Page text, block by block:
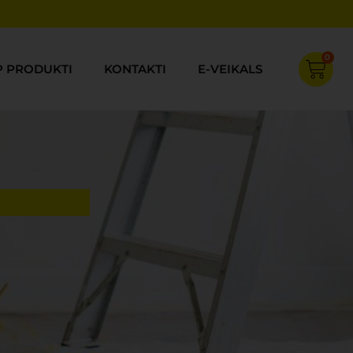
PRODUKTI KONTAKTI E-VEIKALS
0
Cart